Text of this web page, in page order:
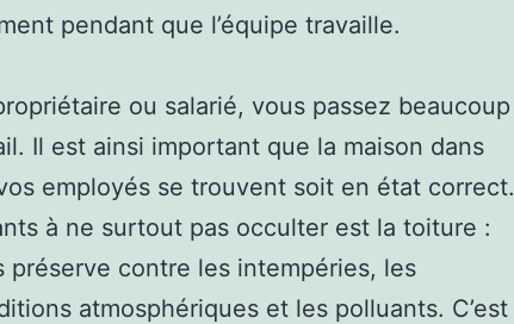
pendant que l’équipe travaille.
ou salarié, vous passez beaucoup
Il est ainsi important que la maison dans
employés se trouvent soit en état correct.
à ne surtout pas occulter est la toiture :
préserve contre les intempéries, les
atmosphériques et les polluants. C’est